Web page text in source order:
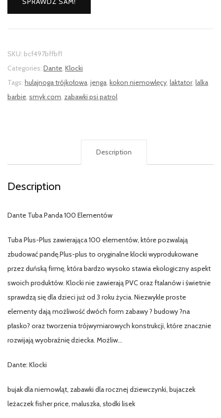
SKU: bcf497bffbf1
Categories: Dante, Klocki
Tags: hulajnoga trójkołowa, jenga, kokon niemowlęcy, laktator, lalka
barbie, smyk com, zabawki psi patrol
Description
Description
Dante Tuba Panda 100 Elementów
Tuba Plus-Plus zawierająca 100 elementów, które pozwalają
zbudować pandę.Plus-plus to oryginalne klocki wyprodukowane
przez duńską firmę, która bardzo wysoko stawia ekologiczny aspekt
swoich produktów. Klocki nie zawierają PVC oraz ftalanów i świetnie
sprawdzą się dla dzieci już od 3 roku życia. Niezwykle proste
elementy dają możliwość dwóch form zabawy ? budowy ?na
płasko? oraz tworzenia trójwymiarowych konstrukcji, które znacznie
rozwijają wyobraźnię dziecka. Możliw…
Dante: Klocki
bujak dla niemowląt, zabawki dla rocznej dziewczynki, bujaczek
leżaczek fisher price, maluszka, słodki lisek